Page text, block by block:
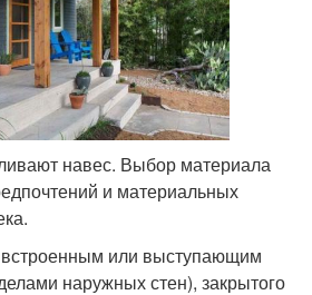
навес. Выбор материала
и материальных
или выступающим
наружных стен), закрытого